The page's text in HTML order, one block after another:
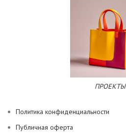
ПРОЕКТЫ
Политика конфиденциальности
Публичная оферта